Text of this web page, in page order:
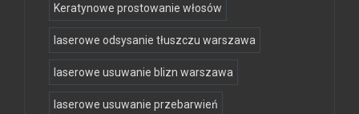
Keratynowe prostowanie włosów
laserowe odsysanie tłuszczu warszawa
laserowe usuwanie blizn warszawa
laserowe usuwanie przebarwień